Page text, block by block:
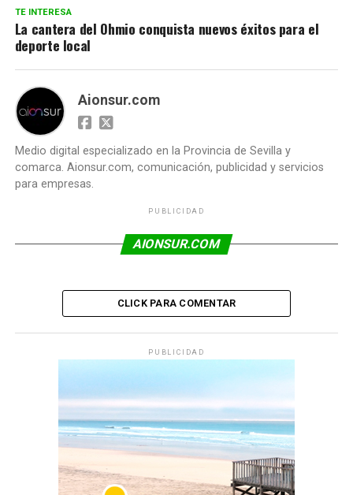
TE INTERESA
La cantera del Ohmio conquista nuevos éxitos para el
deporte local
Aionsur.com
Medio digital especializado en la Provincia de Sevilla y
comarca. Aionsur.com, comunicación, publicidad y servicios
para empresas.
PUBLICIDAD
AIONSUR.COM
CLICK PARA COMENTAR
PUBLICIDAD